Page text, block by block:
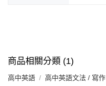
商品相關分類 (1)
高中英語 高中英語文法 / 寫作